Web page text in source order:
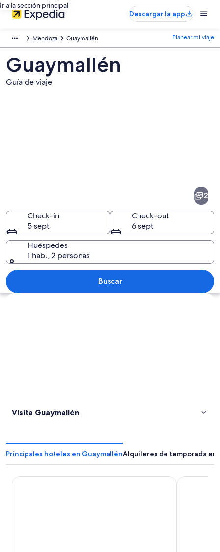
Ir a la sección principal
Descargar la app
Mendoza Guaymallén Planear mi viaje
Guaymallén
Guía de viaje
2
Check-in
5 sept
Check-out
6 sept
Huéspedes
1 hab., 2 personas
Buscar
Ver mapa
Visita Guaymallén
Principales hoteles en GuaymallénAlquileres de temporada en
Hilton Mendoza ibis